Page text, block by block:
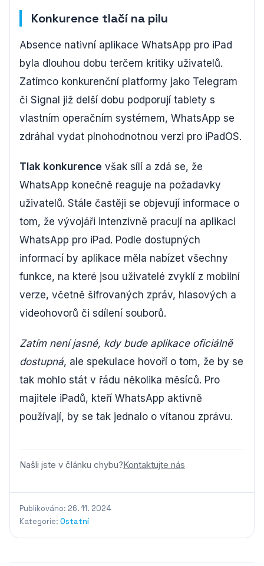
Konkurence tlačí na pilu
Absence nativní aplikace WhatsApp pro iPad
byla dlouhou dobu terčem kritiky uživatelů.
Zatímco konkurenční platformy jako Telegram
či Signal již delší dobu podporují tablety s
vlastním operačním systémem, WhatsApp se
zdráhal vydat plnohodnotnou verzi pro iPadOS.
Tlak konkurence však sílí a zdá se, že
WhatsApp konečně reaguje na požadavky
uživatelů. Stále častěji se objevují informace o
tom, že vývojáři intenzivně pracují na aplikaci
WhatsApp pro iPad. Podle dostupných
informací by aplikace měla nabízet všechny
funkce, na které jsou uživatelé zvyklí z mobilní
verze, včetně šifrovaných zpráv, hlasových a
videohovorů či sdílení souborů.
Zatím není jasné, kdy bude aplikace oficiálně
dostupná, ale spekulace hovoří o tom, že by se
tak mohlo stát v řádu několika měsíců. Pro
majitele iPadů, kteří WhatsApp aktivně
používají, by se tak jednalo o vítanou zprávu.
Našli jste v článku chybu?Kontaktujte nás
Publikováno: 26. 11. 2024
Kategorie: Ostatní